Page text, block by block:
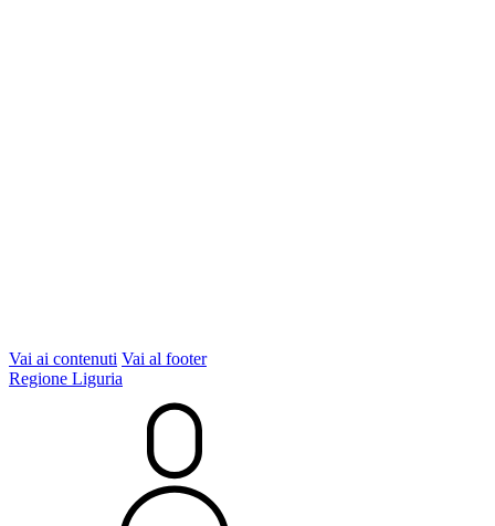
Vai ai contenuti Vai al footer
Regione Liguria